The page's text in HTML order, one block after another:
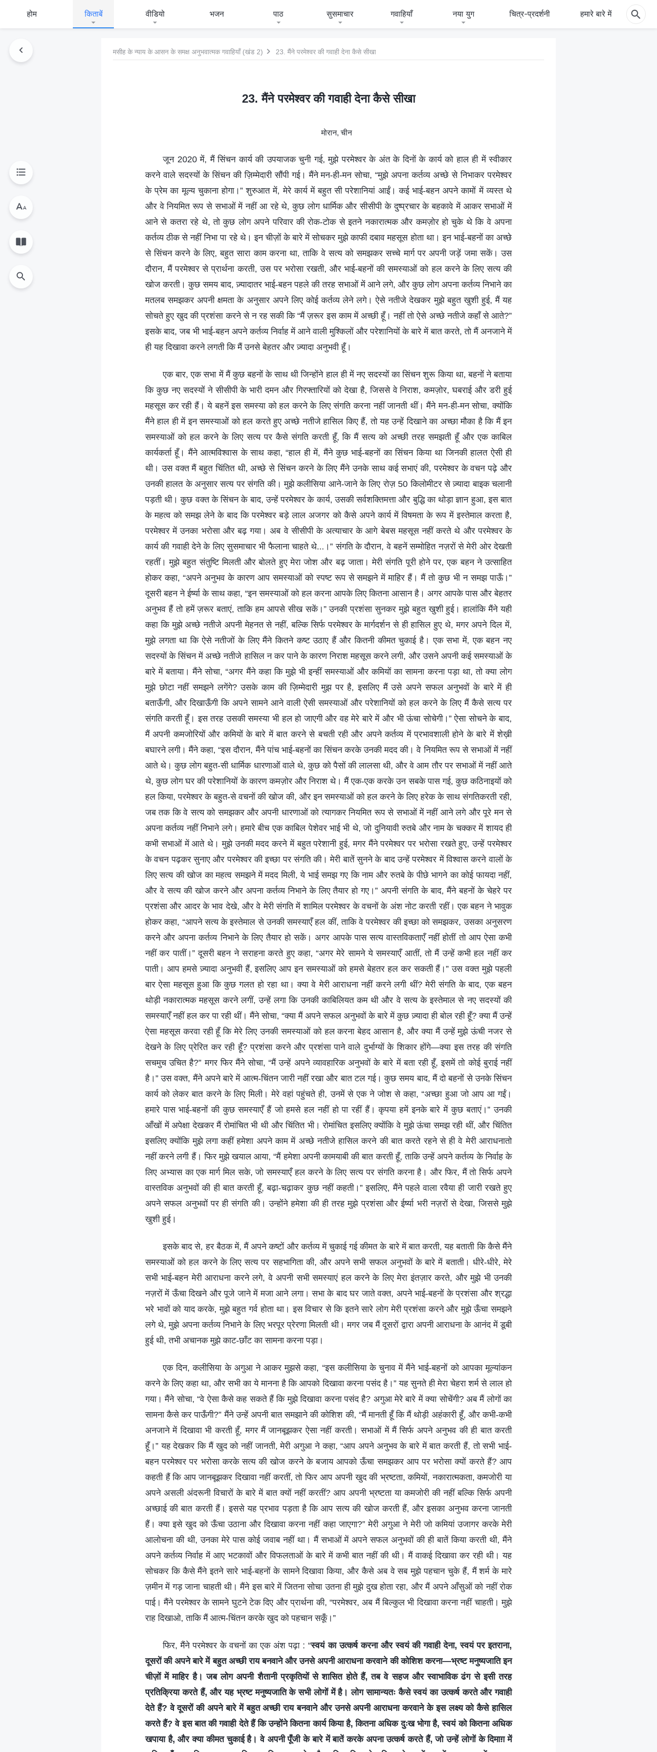
होम किताबें वीडियो भजन पाठ सुसमाचार गवाहियाँ नया युग चित्र-प्रदर्शनी हमारे बारे में
मसीह के न्याय के आसन के समक्ष अनुभवात्मक गवाहियाँ (खंड 2) 23. मैंने परमेश्वर की गवाही देना कैसे सीखा
23. मैंने परमेश्वर की गवाही देना कैसे सीखा
मोरान, चीन
जून 2020 में, मैं सिंचन कार्य की उपयाजक चुनी गई, मुझे परमेश्वर के अंत के दिनों के कार्य को हाल ही में स्वीकार
करने वाले सदस्यों के सिंचन की ज़िम्मेदारी सौंपी गई। मैंने मन-ही-मन सोचा, “मुझे अपना कर्तव्य अच्छे से निभाकर परमेश्वर
के प्रेम का मूल्य चुकाना होगा।” शुरुआत में, मेरे कार्य में बहुत सी परेशानियां आईं। कई भाई-बहन अपने कामों में व्यस्त थे
और वे नियमित रूप से सभाओं में नहीं आ रहे थे, कुछ लोग धार्मिक और सीसीपी के दुष्प्रचार के बहकावे में आकर सभाओं में
आने से कतरा रहे थे, तो कुछ लोग अपने परिवार की रोक-टोक से इतने नकारात्मक और कमज़ोर हो चुके थे कि वे अपना
कर्तव्य ठीक से नहीं निभा पा रहे थे। इन चीज़ों के बारे में सोचकर मुझे काफी दबाव महसूस होता था। इन भाई-बहनों का अच्छे
से सिंचन करने के लिए, बहुत सारा काम करना था, ताकि वे सत्य को समझकर सच्चे मार्ग पर अपनी जड़ें जमा सकें। उस
दौरान, मैं परमेश्वर से प्रार्थना करती, उस पर भरोसा रखती, और भाई-बहनों की समस्याओं को हल करने के लिए सत्य की
खोज करती। कुछ समय बाद, ज़्यादातर भाई-बहन पहले की तरह सभाओं में आने लगे, और कुछ लोग अपना कर्तव्य निभाने का
मतलब समझकर अपनी क्षमता के अनुसार अपने लिए कोई कर्तव्य लेने लगे। ऐसे नतीजे देखकर मुझे बहुत खुशी हुई, मैं यह
सोचते हुए खुद की प्रशंसा करने से न रह सकी कि “मैं ज़रूर इस काम में अच्छी हूँ। नहीं तो ऐसे अच्छे नतीजे कहाँ से आते?”
इसके बाद, जब भी भाई-बहन अपने कर्तव्य निर्वाह में आने वाली मुश्किलों और परेशानियों के बारे में बात करते, तो मैं अनजाने में
ही यह दिखावा करने लगती कि मैं उनसे बेहतर और ज़्यादा अनुभवी हूँ।
एक बार, एक सभा में मैं कुछ बहनों के साथ थी जिन्होंने हाल ही में नए सदस्यों का सिंचन शुरू किया था, बहनों ने बताया
कि कुछ नए सदस्यों ने सीसीपी के भारी दमन और गिरफ्तारियों को देखा है, जिससे वे निराश, कमज़ोर, घबराई और डरी हुई
महसूस कर रही हैं। ये बहनें इस समस्या को हल करने के लिए संगति करना नहीं जानती थीं। मैंने मन-ही-मन सोचा, क्योंकि
मैंने हाल ही में इन समस्याओं को हल करते हुए अच्छे नतीजे हासिल किए हैं, तो यह उन्हें दिखाने का अच्छा मौका है कि मैं इन
समस्याओं को हल करने के लिए सत्य पर कैसे संगति करती हूँ, कि मैं सत्य को अच्छी तरह समझती हूँ और एक काबिल
कार्यकर्ता हूँ। मैंने आत्मविश्वास के साथ कहा, “हाल ही में, मैंने कुछ भाई-बहनों का सिंचन किया था जिनकी हालत ऐसी ही
थी। उस वक्त मैं बहुत चिंतित थी, अच्छे से सिंचन करने के लिए मैंने उनके साथ कई सभाएं की, परमेश्वर के वचन पढ़े और
उनकी हालत के अनुसार सत्य पर संगति की। मुझे कलीसिया आने-जाने के लिए रोज़ 50 किलोमीटर से ज़्यादा बाइक चलानी
पड़ती थी। कुछ वक्त के सिंचन के बाद, उन्हें परमेश्वर के कार्य, उसकी सर्वशक्तिमत्ता और बुद्धि का थोड़ा ज्ञान हुआ, इस बात
के महत्व को समझ लेने के बाद कि परमेश्वर बड़े लाल अजगर को कैसे अपने कार्य में विषमता के रूप में इस्तेमाल करता है,
परमेश्वर में उनका भरोसा और बढ़ गया। अब वे सीसीपी के अत्याचार के आगे बेबस महसूस नहीं करते थे और परमेश्वर के
कार्य की गवाही देने के लिए सुसमाचार भी फैलाना चाहते थे...।” संगति के दौरान, वे बहनें सम्मोहित नज़रों से मेरी ओर देखती
रहतीं। मुझे बहुत संतुष्टि मिलती और बोलते हुए मेरा जोश और बढ़ जाता। मेरी संगति पूरी होने पर, एक बहन ने उत्साहित
होकर कहा, “अपने अनुभव के कारण आप समस्याओं को स्पष्ट रूप से समझने में माहिर हैं। मैं तो कुछ भी न समझ पाऊँ।”
दूसरी बहन ने ईर्ष्या के साथ कहा, “इन समस्याओं को हल करना आपके लिए कितना आसान है। अगर आपके पास और बेहतर
अनुभव हैं तो हमें ज़रूर बताएं, ताकि हम आपसे सीख सकें।” उनकी प्रशंसा सुनकर मुझे बहुत खुशी हुई। हालांकि मैंने यही
कहा कि मुझे अच्छे नतीजे अपनी मेहनत से नहीं, बल्कि सिर्फ परमेश्वर के मार्गदर्शन से ही हासिल हुए थे, मगर अपने दिल में,
मुझे लगता था कि ऐसे नतीजों के लिए मैंने कितने कष्ट उठाए हैं और कितनी कीमत चुकाई है। एक सभा में, एक बहन नए
सदस्यों के सिंचन में अच्छे नतीजे हासिल न कर पाने के कारण निराश महसूस करने लगी, और उसने अपनी कई समस्याओं के
बारे में बताया। मैंने सोचा, “अगर मैंने कहा कि मुझे भी इन्हीं समस्याओं और कमियों का सामना करना पड़ा था, तो क्या लोग
मुझे छोटा नहीं समझने लगेंगे? उसके काम की ज़िम्मेदारी मुझ पर है, इसलिए मैं उसे अपने सफल अनुभवों के बारे में ही
बताऊँगी, और दिखाऊँगी कि अपने सामने आने वाली ऐसी समस्याओं और परेशानियों को हल करने के लिए मैं कैसे सत्य पर
संगति करती हूँ। इस तरह उसकी समस्या भी हल हो जाएगी और वह मेरे बारे में और भी ऊंचा सोचेगी।” ऐसा सोचने के बाद,
मैं अपनी कमजोरियों और कमियों के बारे में बात करने से बचती रही और अपने कर्तव्य में प्रभावशाली होने के बारे में शेख़ी
बघारने लगी। मैंने कहा, “इस दौरान, मैंने पांच भाई-बहनों का सिंचन करके उनकी मदद की। वे नियमित रूप से सभाओं में नहीं
आते थे। कुछ लोग बहुत-सी धार्मिक धारणाओं वाले थे, कुछ को पैसों की लालसा थी, और वे आम तौर पर सभाओं में नहीं आते
थे, कुछ लोग घर की परेशानियों के कारण कमज़ोर और निराश थे। मैं एक-एक करके उन सबके पास गई, कुछ कठिनाइयों को
हल किया, परमेश्वर के बहुत-से वचनों की खोज की, और इन समस्याओं को हल करने के लिए हरेक के साथ संगतिकरती रही,
जब तक कि वे सत्य को समझकर और अपनी धारणाओं को त्यागकर नियमित रूप से सभाओं में नहीं आने लगे और पूरे मन से
अपना कर्तव्य नहीं निभाने लगे। हमारे बीच एक काबिल पेशेवर भाई भी थे, जो दुनियावी रुतबे और नाम के चक्कर में शायद ही
कभी सभाओं में आते थे। मुझे उनकी मदद करने में बहुत परेशानी हुई, मगर मैंने परमेश्वर पर भरोसा रखते हुए, उन्हें परमेश्वर
के वचन पढ़कर सुनाए और परमेश्वर की इच्छा पर संगति की। मेरी बातें सुनने के बाद उन्हें परमेश्वर में विश्वास करने वालों के
लिए सत्य की खोज का महत्व समझने में मदद मिली, ये भाई समझ गए कि नाम और रुतबे के पीछे भागने का कोई फायदा नहीं,
और वे सत्य की खोज करने और अपना कर्तव्य निभाने के लिए तैयार हो गए।” अपनी संगति के बाद, मैंने बहनों के चेहरे पर
प्रशंसा और आदर के भाव देखे, और वे मेरी संगति में शामिल परमेश्वर के वचनों के अंश नोट करती रहीं। एक बहन ने भावुक
होकर कहा, “आपने सत्य के इस्तेमाल से उनकी समस्याएँ हल कीं, ताकि वे परमेश्वर की इच्छा को समझकर, उसका अनुसरण
करने और अपना कर्तव्य निभाने के लिए तैयार हो सकें। अगर आपके पास सत्य वास्तविकताएँ नहीं होतीं तो आप ऐसा कभी
नहीं कर पातीं।” दूसरी बहन ने सराहना करते हुए कहा, “अगर मेरे सामने ये समस्याएँ आतीं, तो मैं उन्हें कभी हल नहीं कर
पाती। आप हमसे ज़्यादा अनुभवी हैं, इसलिए आप इन समस्याओं को हमसे बेहतर हल कर सकती हैं।” उस वक्त मुझे पहली
बार ऐसा महसूस हुआ कि कुछ गलत हो रहा था। क्या वे मेरी आराधना नहीं करने लगी थीं? मेरी संगति के बाद, एक बहन
थोड़ी नकारात्मक महसूस करने लगीं, उन्हें लगा कि उनकी काबिलियत कम थी और वे सत्य के इस्तेमाल से नए सदस्यों की
समस्याएँ नहीं हल कर पा रही थीं। मैंने सोचा, “क्या मैं अपने सफल अनुभवों के बारे में कुछ ज़्यादा ही बोल रही हूँ? क्या मैं उन्हें
ऐसा महसूस करवा रही हूँ कि मेरे लिए उनकी समस्याओं को हल करना बेहद आसान है, और क्या मैं उन्हें मुझे ऊंची नजर से
देखने के लिए प्रेरित कर रही हूँ? प्रशंसा करने और प्रशंसा पाने वाले दुर्भाग्यों के शिकार होंगे—क्या इस तरह की संगति
सचमुच उचित है?” मगर फिर मैंने सोचा, “मैं उन्हें अपने व्यावहारिक अनुभवों के बारे में बता रही हूँ, इसमें तो कोई बुराई नहीं
है।” उस वक्त, मैंने अपने बारे में आत्म-चिंतन जारी नहीं रखा और बात टल गई। कुछ समय बाद, मैं दो बहनों से उनके सिंचन
कार्य को लेकर बात करने के लिए मिली। मेरे वहां पहुंचते ही, उनमें से एक ने जोश से कहा, “अच्छा हुआ जो आप आ गईं।
हमारे पास भाई-बहनों की कुछ समस्याएँ हैं जो हमसे हल नहीं हो पा रहीं हैं। कृपया हमें इनके बारे में कुछ बताएं।” उनकी
आँखों में अपेक्षा देखकर मैं रोमांचित भी थी और चिंतित भी। रोमांचित इसलिए क्योंकि वे मुझे ऊंचा समझ रही थीं, और चिंतित
इसलिए क्योंकि मुझे लगा कहीं हमेशा अपने काम में अच्छे नतीजे हासिल करने की बात करते रहने से ही वे मेरी आराधनातो
नहीं करने लगी हैं। फिर मुझे खयाल आया, “मैं हमेशा अपनी कामयाबी की बात करती हूँ, ताकि उन्हें अपने कर्तव्य के निर्वाह के
लिए अभ्यास का एक मार्ग मिल सके, जो समस्याएँ हल करने के लिए सत्य पर संगति करना है। और फिर, मैं तो सिर्फ अपने
वास्तविक अनुभवों की ही बात करती हूँ, बढ़ा-चढ़ाकर कुछ नहीं कहती।” इसलिए, मैंने पहले वाला रवैया ही जारी रखते हुए
अपने सफल अनुभवों पर ही संगति की। उन्होंने हमेशा की ही तरह मुझे प्रशंसा और ईर्ष्या भरी नज़रों से देखा, जिससे मुझे
खुशी हुई।
इसके बाद से, हर बैठक में, मैं अपने कष्टों और कर्तव्य में चुकाई गई कीमत के बारे में बात करती, यह बताती कि कैसे मैंने
समस्याओं को हल करने के लिए सत्य पर सहभागिता की, और अपने सभी सफल अनुभवों के बारे में बताती। धीरे-धीरे, मेरे
सभी भाई-बहन मेरी आराधना करने लगे, वे अपनी सभी समस्याएं हल करने के लिए मेरा इंतज़ार करते, और मुझे भी उनकी
नज़रों में ऊँचा दिखने और पूजे जाने में मजा आने लगा। सभा के बाद घर जाते वक्त, अपने भाई-बहनों के प्रशंसा और श्रद्धा
भरे भावों को याद करके, मुझे बहुत गर्व होता था। इस विचार से कि इतने सारे लोग मेरी प्रशंसा करने और मुझे ऊँचा समझने
लगे थे, मुझे अपना कर्तव्य निभाने के लिए भरपूर प्रेरणा मिलती थी। मगर जब मैं दूसरों द्वारा अपनी आराधना के आनंद में डूबी
हुई थी, तभी अचानक मुझे काट-छाँट का सामना करना पड़ा।
एक दिन, कलीसिया के अगुआ ने आकर मुझसे कहा, “इस कलीसिया के चुनाव में मैंने भाई-बहनों को आपका मूल्यांकन
करने के लिए कहा था, और सभी का ये मानना है कि आपको दिखावा करना पसंद है।” यह सुनते ही मेरा चेहरा शर्म से लाल हो
गया। मैंने सोचा, “वे ऐसा कैसे कह सकते हैं कि मुझे दिखावा करना पसंद है? अगुआ मेरे बारे में क्या सोचेंगी? अब मैं लोगों का
सामना कैसे कर पाऊँगी?” मैंने उन्हें अपनी बात समझाने की कोशिश की, “मैं मानती हूँ कि मैं थोड़ी अहंकारी हूँ, और कभी-कभी
अनजाने में दिखावा भी करती हूँ, मगर मैं जानबूझकर ऐसा नहीं करती। सभाओं में मैं सिर्फ अपने अनुभव की ही बात करती
हूँ।” यह देखकर कि मैं खुद को नहीं जानती, मेरी अगुआ ने कहा, “आप अपने अनुभव के बारे में बात करती हैं, तो सभी भाई-
बहन परमेश्वर पर भरोसा करके सत्य की खोज करने के बजाय आपको ऊँचा समझकर आप पर भरोसा क्यों करते हैं? आप
कहती हैं कि आप जानबूझकर दिखावा नहीं करतीं, तो फिर आप अपनी खुद की भ्रष्टता, कमियों, नकारात्मकता, कमजोरी या
अपने असली अंदरूनी विचारों के बारे में बात क्यों नहीं करतीं? आप अपनी भ्रष्टता या कमजोरी की नहीं बल्कि सिर्फ अपनी
अच्छाई की बात करती हैं। इससे यह प्रभाव पड़ता है कि आप सत्य की खोज करती हैं, और इसका अनुभव करना जानती
हैं। क्या इसे खुद को ऊँचा उठाना और दिखावा करना नहीं कहा जाएगा?” मेरी अगुआ ने मेरी जो कमियां उजागर करके मेरी
आलोचना की थी, उनका मेरे पास कोई जवाब नहीं था। मैं सभाओं में अपने सफल अनुभवों की ही बातें किया करती थी, मैंने
अपने कर्तव्य निर्वाह में आए भटकावों और विफलताओं के बारे में कभी बात नहीं की थी। मैं वाकई दिखावा कर रही थी। यह
सोचकर कि कैसे मैंने इतने सारे भाई-बहनों के सामने दिखावा किया, और कैसे अब वे सब मुझे पहचान चुके हैं, मैं शर्म के मारे
ज़मीन में गड़ जाना चाहती थी। मैंने इस बारे में जितना सोचा उतना ही मुझे दुख होता रहा, और मैं अपने आँसुओं को नहीं रोक
पाई। मैंने परमेश्वर के सामने घुटने टेक दिए और प्रार्थना की, “परमेश्वर, अब मैं बिल्कुल भी दिखावा करना नहीं चाहती। मुझे
राह दिखाओ, ताकि मैं आत्म-चिंतन करके खुद को पहचान सकूँ।”
फिर, मैंने परमेश्वर के वचनों का एक अंश पढ़ा : “स्वयं का उत्कर्ष करना और स्वयं की गवाही देना, स्वयं पर इतराना,
दूसरों की अपने बारे में बहुत अच्छी राय बनवाने और उनसे अपनी आराधना करवाने की कोशिश करना—भ्रष्‍ट मनुष्‍यजाति इन
चीज़ों में माहिर है। जब लोग अपनी शैता‍नी प्रकृतियों से शासित होते हैं, तब वे सहज और स्‍वाभाविक ढंग से इसी तरह
प्रतिक्रिया करते हैं, और यह भ्रष्‍ट मनुष्यजाति के सभी लोगों में है। लोग सामान्यतः कैसे स्वयं का उत्कर्ष करते और गवाही
देते हैं? वे दूसरों की अपने बारे में बहुत अच्छी राय बनवाने और उनसे अपनी आराधना करवाने के इस लक्ष्‍य को कैसे हासिल
करते हैं? वे इस बात की गवाही देते हैं कि उन्‍होंने कितना कार्य किया है, कितना अधिक दुःख भोगा है, स्वयं को कितना अधिक
खपाया है, और क्या कीमत चुकाई है। वे अपनी पूँजी के बारे में बातें करके अपना उत्कर्ष करते हैं, जो उन्‍हें लोगों के दिमाग़ में